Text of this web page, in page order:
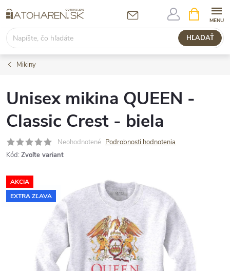
na
obsah
HĽADAŤ
KOŠÍK
Mikiny
Unisex mikina QUEEN -
Classic Crest - biela
Neohodnotené Podrobnosti hodnotenia
Kód: Zvoľte variant
AKCIA
EXTRA ZĽAVA